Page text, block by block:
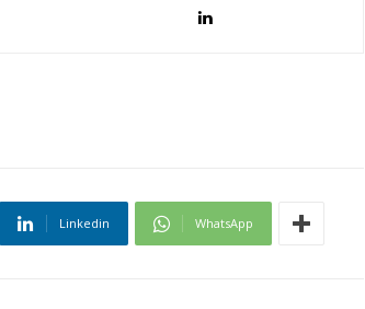
Linkedin WhatsApp